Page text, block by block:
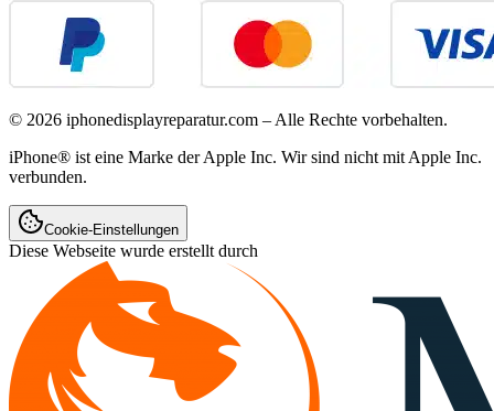
© 2026 iphonedisplayreparatur.com – Alle Rechte vorbehalten.
iPhone® ist eine Marke der Apple Inc. Wir sind nicht mit Apple Inc.
verbunden.
Cookie-Einstellungen
Diese Webseite wurde erstellt durch